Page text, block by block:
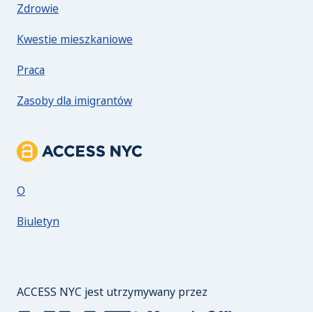
Zdrowie
Kwestie mieszkaniowe
Praca
Zasoby dla imigrantów
Informacje o ACCESS NYC
O
Biuletyn
ACCESS NYC jest utrzymywany przez